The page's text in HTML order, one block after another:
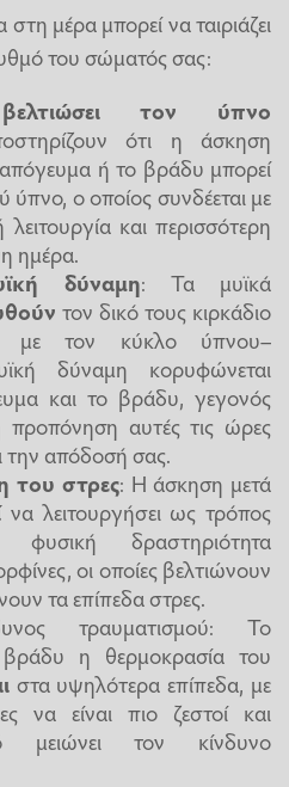
μέρα μπορεί να ταιριάζει
του σώματός σας:
τον ύπνο
ότι η άσκηση
απόγευμα ή το βράδυ μπορεί
ύπνο, ο οποίος συνδέεται με
και περισσότερη
ημέρα.
δύναμη: Τα μυϊκά
τον δικό τους κιρκάδιο
με τον κύκλο ύπνου–
δύναμη κορυφώνεται
και το βράδυ, γεγονός
προπόνηση αυτές τις ώρες
την απόδοσή σας.
του στρες: Η άσκηση μετά
να λειτουργήσει ως τρόπος
δραστηριότητα
οι οποίες βελτιώνουν
τα επίπεδα στρες.
τραυματισμού: Το
η θερμοκρασία του
στα υψηλότερα επίπεδα, με
να είναι πιο ζεστοί και
μειώνει τον κίνδυνο